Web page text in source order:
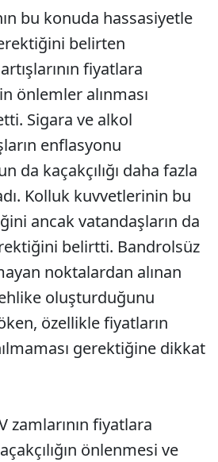
bu konuda hassasiyetle
belirten
fiyatlara
önlemler alınması
Sigara ve alkol
enflasyonu
da kaçakçılığı daha fazla
Kolluk kuvvetlerinin bu
ancak vatandaşların da
belirtti. Bandrolsüz
noktalardan alınan
oluşturduğunu
özellikle fiyatların
gerektiğine dikkat
zamlarının fiyatlara
önlenmesi ve